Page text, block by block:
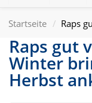
Startseite Raps
Raps gut
Winter
Herbst